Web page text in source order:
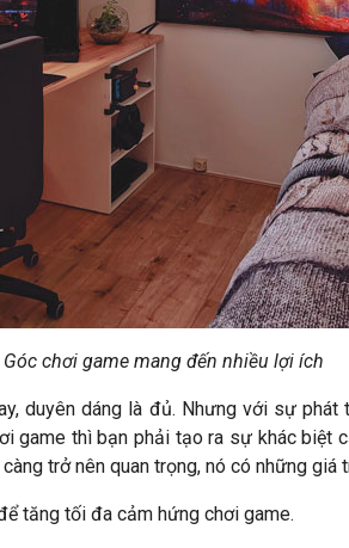
Góc chơi game mang đến nhiều lợi ích
duyên dáng là đủ. Nhưng với sự phát
game thì bạn phải tạo ra sự khác biệt
trở nên quan trọng, nó có những giá
tăng tối đa cảm hứng chơi game.